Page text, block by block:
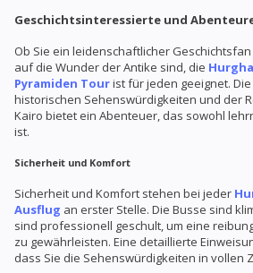
Geschichtsinteressierte und
Ob Sie ein leidenschaftlicher
auf die Wunder der Antike sind, die
Pyramiden Tourist für jeden geeignet.
historischen Sehenswürdigkeiten und der
Kairo bietet ein Abenteuer, das sowohl
ist.
Sicherheit und Komfort
Sicherheit und Komfort stehen bei jeder
Ausflug an erster Stelle. Die Busse sind
sind professionell geschult, um eine
zu gewährleisten. Eine detaillierte
dass Sie die Sehenswürdigkeiten in vollen